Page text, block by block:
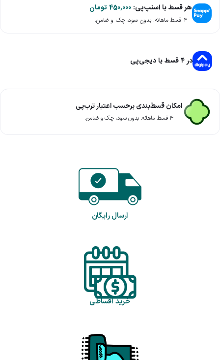
هر قسط با اسنپ‌پی: 450,000 تومان
۴ قسط ماهانه. بدون سود، چک و ضامن.
در ۴ قسط با دیجی‌پی
امکان قسط‌بندی برحسب اعتبار ترب‌پی
۴ قسط ماهانه. بدون سود، چک و ضامن.
ارسال رایگان
خرید اقساطی